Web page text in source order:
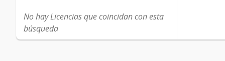
No hay Licencias que coincidan con esta
búsqueda